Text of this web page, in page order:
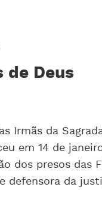
de Deus
Irmãs da
em 14 de
dos presos das
defensora da